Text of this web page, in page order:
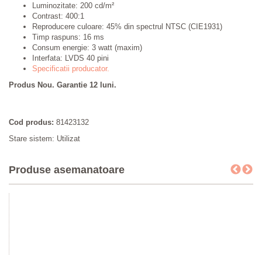
Luminozitate: 200 cd/m²
Contrast: 400:1
Reproducere culoare: 45% din spectrul NTSC (CIE1931)
Timp raspuns: 16 ms
Consum energie: 3 watt (maxim)
Interfata: LVDS 40 pini
Specificatii producator.
Produs Nou. Garantie 12 luni.
Cod produs: 81423132
Stare sistem: Utilizat
Produse asemanatoare